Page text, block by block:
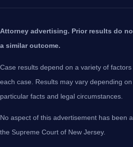
Attorney advertising. Prior results do
a similar outcome.
Case results depend on a variety of
each case. Results may vary depending
particular facts and legal circumstances.
No aspect of this advertisement has been
the Supreme Court of New Jersey.